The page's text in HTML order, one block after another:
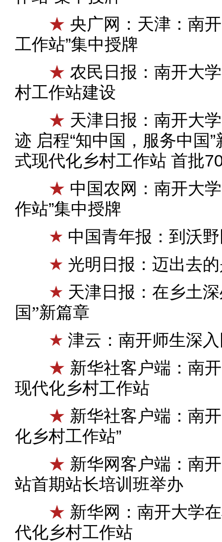
★ 央广网：天津：南
工作站”集中授牌
★ 农民日报：南开大
村工作站建设
★ 天津日报：南开大
迹 启程“知中国，服务中国
式现代化乡村工作站 首批
★ 中国农网：南开大
作站”集中授牌
★ 中国青年报：到沃
★ 光明日报：迈出去
★ 天津日报：在乡土
国”新篇章
★ 津云：​南开师生深
★ 新华社客户端：南
现代化乡村工作站
★ 新华社客户端：南
化乡村工作站”
★ 新华网客户端：南
站首期站长培训班举办
★ 新华网：南开大学
代化乡村工作站